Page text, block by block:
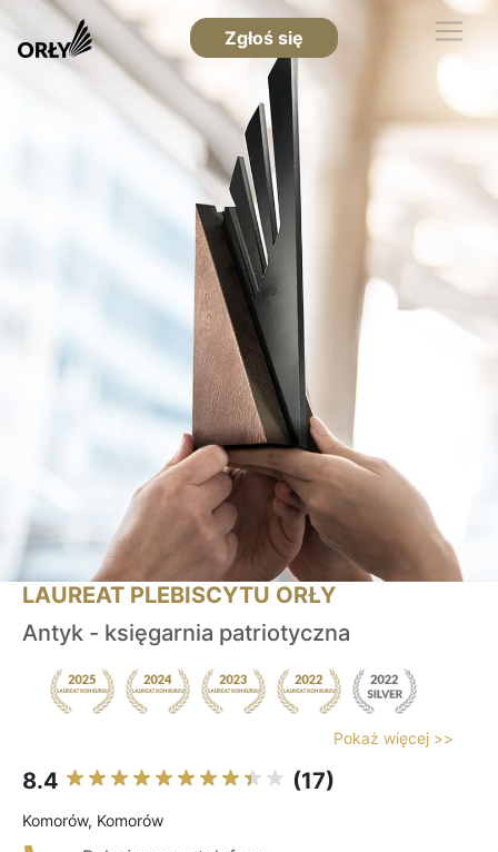
Zgłoś się
LAUREAT PLEBISCYTU ORŁY
Antyk - księgarnia patriotyczna
Pokaż więcej >>
8.4 (17)
Komorów, Komorów